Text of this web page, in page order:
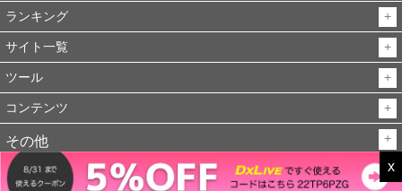
ゆっくり惹かれ合う時間のほうが
思い出してしまうような、
そんな存在になれたら嬉しいです。
ランキング
サイト一覧
ツール
コンテンツ
その他
HOME ©2011～2026 チャットゾーン
x